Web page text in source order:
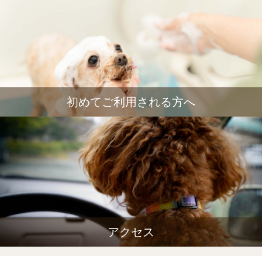
初めてご利用される方へ
アクセス